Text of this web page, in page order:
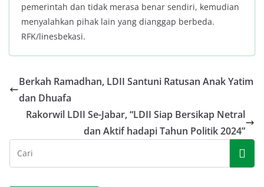
pemerintah dan tidak merasa benar sendiri, kemudian
menyalahkan pihak lain yang dianggap berbeda.
RFK/linesbekasi.
Berkah Ramadhan, LDII Santuni Ratusan Anak Yatim
dan Dhuafa
Rakorwil LDII Se-Jabar, “LDII Siap Bersikap Netral
dan Aktif hadapi Tahun Politik 2024”